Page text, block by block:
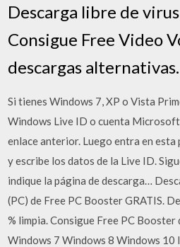
Descarga libre de
Consigue Free Video
descargas alternativas.
Si tienes Windows 7, XP o Vista
Windows Live ID o cuenta Microsoft
enlace anterior. Luego entra en esta
y escribe los datos de la Live ID.
indique la página de descarga…
(PC) de Free PC Booster GRATIS.
% limpia. Consigue Free PC
Windows 7 Windows 8 Windows 10